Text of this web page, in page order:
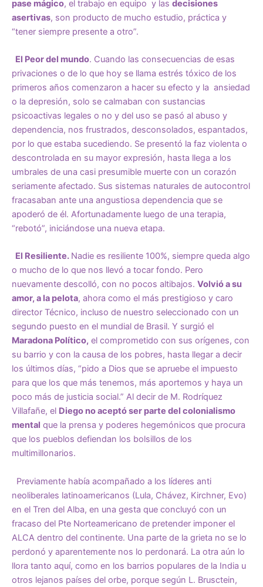
pase mágico, el trabajo en equipo y las decisiones
asertivas, son producto de mucho estudio, práctica y
“tener siempre presente a otro”.
El Peor del mundo. Cuando las consecuencias de esas
privaciones o de lo que hoy se llama estrés tóxico de los
primeros años comenzaron a hacer su efecto y la ansiedad
o la depresión, solo se calmaban con sustancias
psicoactivas legales o no y del uso se pasó al abuso y
dependencia, nos frustrados, desconsolados, espantados,
por lo que estaba sucediendo. Se presentó la faz violenta o
descontrolada en su mayor expresión, hasta llega a los
umbrales de una casi presumible muerte con un corazón
seriamente afectado. Sus sistemas naturales de autocontrol
fracasaban ante una angustiosa dependencia que se
apoderó de él. Afortunadamente luego de una terapia,
“rebotó”, iniciándose una nueva etapa.
El Resiliente. Nadie es resiliente 100%, siempre queda algo
o mucho de lo que nos llevó a tocar fondo. Pero
nuevamente descolló, con no pocos altibajos. Volvió a su
amor, a la pelota, ahora como el más prestigioso y caro
director Técnico, incluso de nuestro seleccionado con un
segundo puesto en el mundial de Brasil. Y surgió el
Maradona Político, el comprometido con sus orígenes, con
su barrio y con la causa de los pobres, hasta llegar a decir
los últimos días, “pido a Dios que se apruebe el impuesto
para que los que más tenemos, más aportemos y haya un
poco más de justicia social.” Al decir de M. Rodríquez
Villafañe, el Diego no aceptó ser parte del colonialismo
mental que la prensa y poderes hegemónicos que procura
que los pueblos defiendan los bolsillos de los
multimillonarios.
Previamente había acompañado a los líderes anti
neoliberales latinoamericanos (Lula, Chávez, Kirchner, Evo)
en el Tren del Alba, en una gesta que concluyó con un
fracaso del Pte Norteamericano de pretender imponer el
ALCA dentro del continente. Una parte de la grieta no se lo
perdonó y aparentemente nos lo perdonará. La otra aún lo
llora tanto aquí, como en los barrios populares de la India u
otros lejanos países del orbe, porque según L. Brusctein,